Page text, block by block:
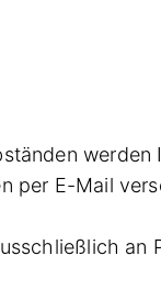
per E-Mail
an